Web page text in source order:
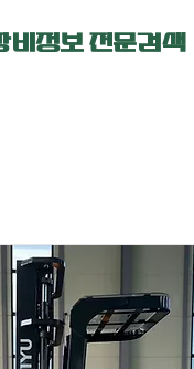
비정보 전문검색